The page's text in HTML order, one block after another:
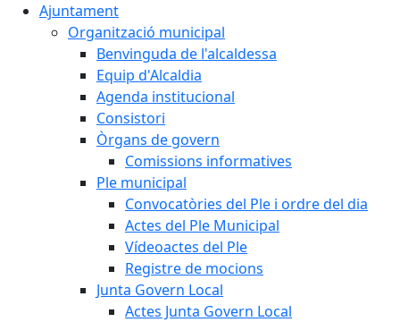
Ajuntament
Organització municipal
Benvinguda de l'alcaldessa
Equip d'Alcaldia
Agenda institucional
Consistori
Òrgans de govern
Comissions informatives
Ple municipal
Convocatòries del Ple i ordre del dia
Actes del Ple Municipal
Vídeoactes del Ple
Registre de mocions
Junta Govern Local
Actes Junta Govern Local